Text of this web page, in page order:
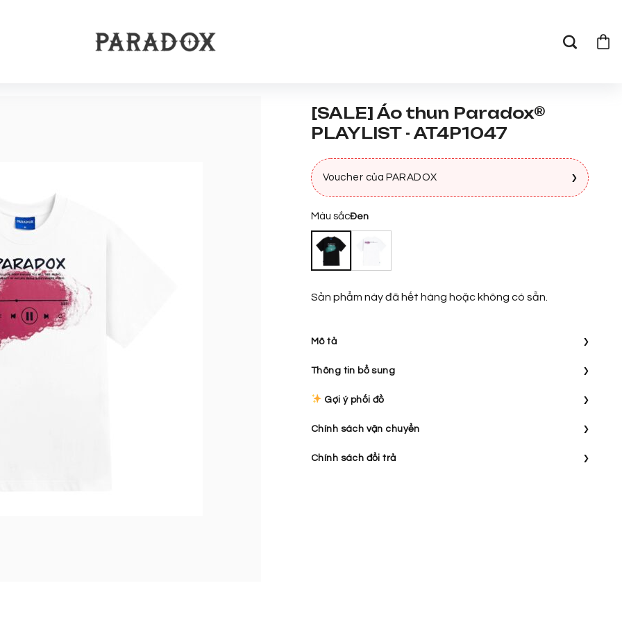
[SALE] Áo thun Paradox®
PLAYLIST - AT4P1047
Voucher của PARADOX ›
Màu sắcĐen
Sản phẩm này đã hết hàng hoặc không có sẵn.
Mô tả ›
Thông tin bổ sung ›
Gợi ý phối đồ ›
Chính sách vận chuyển ›
Chính sách đổi trả ›